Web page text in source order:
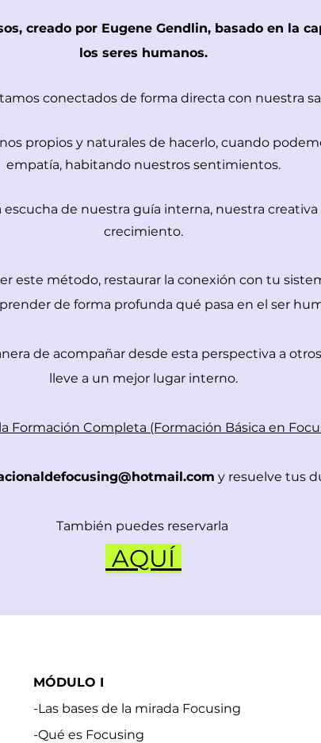
creado por Eugene Gendlin, basado en la
los seres humanos.
conectados de forma directa con nuestra
propios y naturales de hacerlo, cuando
empatía, habitando nuestros sentimientos.
de nuestra guía interna, nuestra
crecimiento.
este método, restaurar la conexión con tu
de forma profunda qué pasa en el ser
de acompañar desde esta perspectiva a
lleve a un mejor lugar interno.
Formación Completa (Formación Básica en
y resuelve tus
También puedes reservarla
AQUÍ
MÓDULO I
-Las bases de la mirada Focusing
-Qué es Focusing